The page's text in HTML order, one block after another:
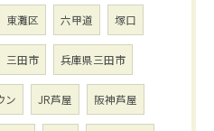
東灘区 六甲道 塚口
三田市 兵庫県三田市
ン JR芦屋 阪神芦屋